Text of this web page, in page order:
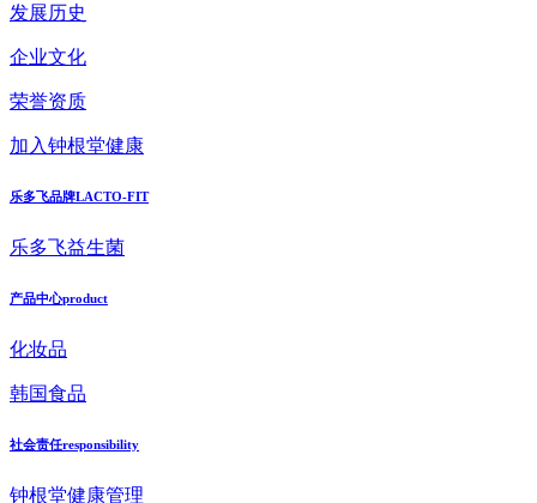
发展历史
企业文化
荣誉资质
加入钟根堂健康
乐多飞品牌LACTO-FIT
乐多飞益生菌
产品中心product
化妆品
韩国食品
社会责任responsibility
钟根堂健康管理